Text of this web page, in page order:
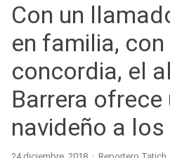
Con un
en familia,
concordia, el
Barrera ofrece
navideño a
Author